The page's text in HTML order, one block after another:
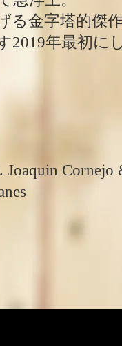
る金字塔的傑
2019年最初に
Joaquin